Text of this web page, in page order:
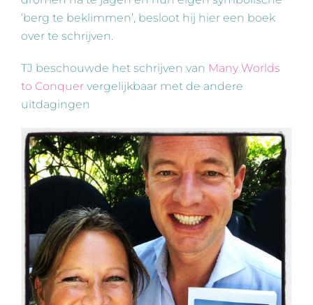
‘berg te beklimmen’, besloot hij hier een boek
over te schrijven.
TJ beschouwde het schrijven van Many Worlds
to Conquer vergelijkbaar met de andere
uitdagingen